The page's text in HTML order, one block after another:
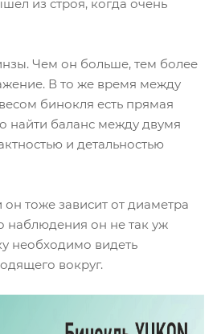
из строя, когда очень
Чем он больше, тем более
В то же время между
бинокля есть прямая
найти баланс между двумя
и детальностью
он тоже зависит от диаметра
наблюдения он не так уж
необходимо видеть
вокруг.